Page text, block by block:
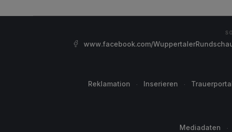
www.facebook.com/
Reklamation Inserieren
Mediadaten